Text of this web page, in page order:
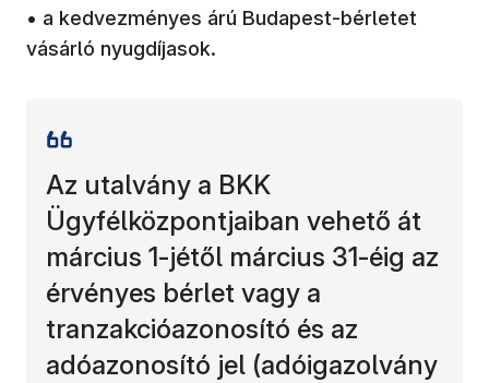
• a kedvezményes árú Budapest-bérletet
vásárló nyugdíjasok.
Az utalvány a BKK
Ügyfélközpontjaiban vehető át
március 1-jétől március 31-éig az
érvényes bérlet vagy a
tranzakcióazonosító és az
adóazonosító jel (adóigazolvány